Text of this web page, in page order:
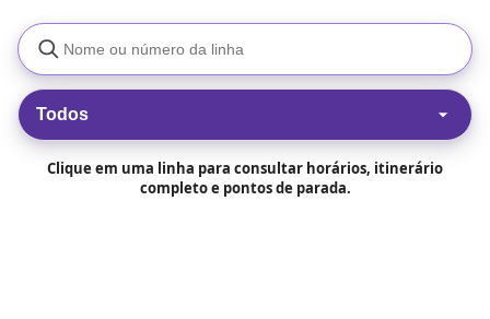
Todos
Clique em uma linha para consultar horários, itinerário
completo e pontos de parada.